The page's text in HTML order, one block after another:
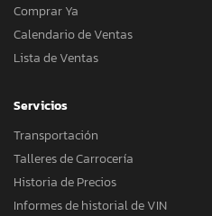
Comprar Ya
Calendario de Ventas
Lista de Ventas
Servicios
Transportación
Talleres de Carrocería
Historia de Precios
Informes de historial de VIN